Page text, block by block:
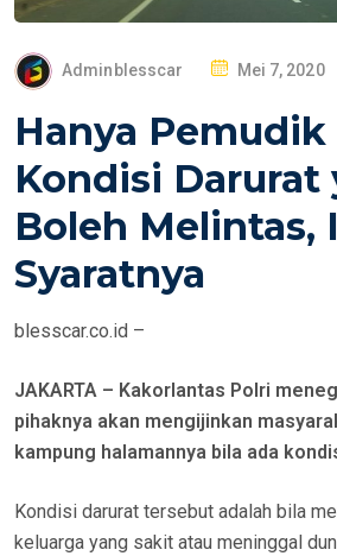
Adminblesscar
P
S
E
D
Mei 7, 2020
Hanya Pemudik
Kondisi Darurat
Boleh Melintas,
Syaratnya
blesscar.co.id –
JAKARTA – Kakorlantas Polri
pihaknya akan mengijinkan
kampung halamannya bila ada
Kondisi darurat tersebut adalah bila
keluarga yang sakit atau meninggal